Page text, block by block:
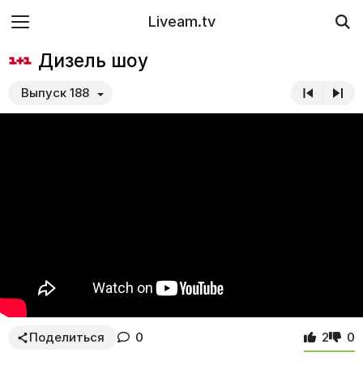
Liveam.tv
Дизель шоу
Выпуск 188
Поделиться 0 2 0